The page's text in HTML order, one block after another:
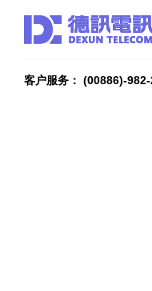
客户服务： (00886)-